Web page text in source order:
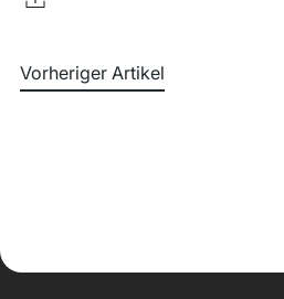
Vorheriger Artikel